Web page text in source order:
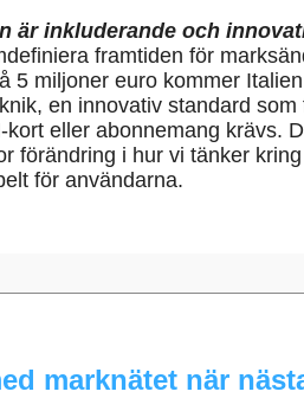
är inkluderande och
framtiden för
5 miljoner euro kommer
en innovativ standard
eller abonnemang krävs.
förändring i hur vi tänker
för användarna.
marknätet när